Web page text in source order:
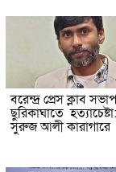
বরেন্দ্র প্রেস ক্লাব
ছুরিকাঘাতে
সুরুজ আলী কারাগারে